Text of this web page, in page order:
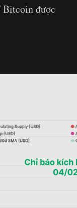
Bitcoin được